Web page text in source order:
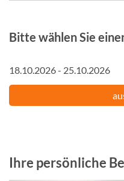
Bitte wählen Sie
18.10.2026 - 25.10.2026
Ihre persönliche